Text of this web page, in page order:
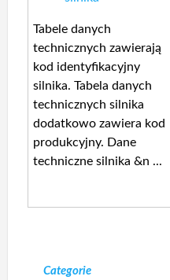
Tabele danych
technicznych zawierają
kod identyfikacyjny
silnika. Tabela danych
technicznych silnika
dodatkowo zawiera kod
produkcyjny. Dane
techniczne silnika &n ...
Categorie